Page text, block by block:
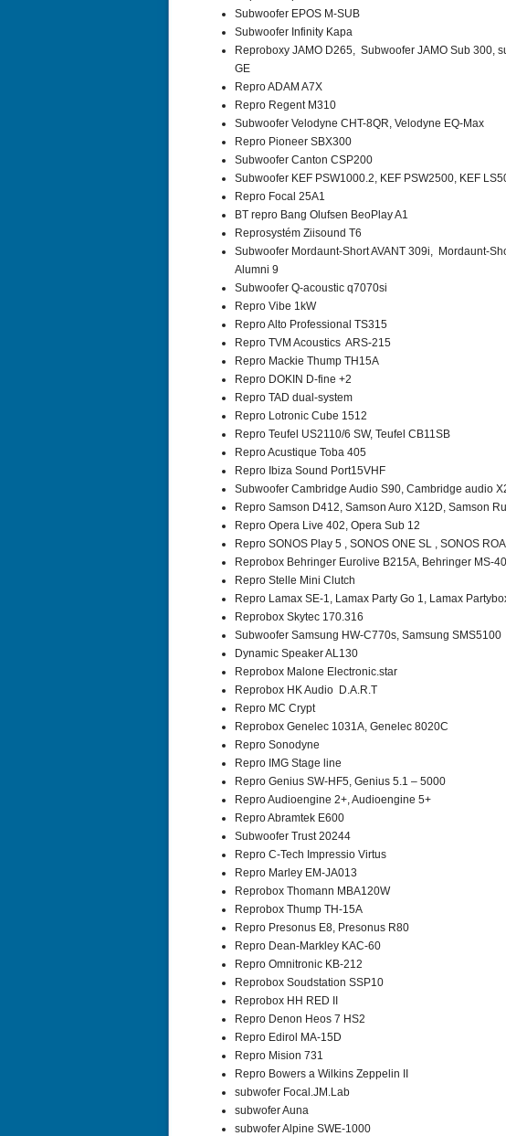
Subwoofer EPOS M-SUB
Subwoofer Infinity Kapa
Reproboxy JAMO D265, Subwoofer JAMO Sub 300,
GE
Repro ADAM A7X
Repro Regent M310
Subwoofer Velodyne CHT-8QR, Velodyne EQ-Max
Repro Pioneer SBX300
Subwoofer Canton CSP200
Subwoofer KEF PSW1000.2, KEF PSW2500, KEF
Repro Focal 25A1
BT repro Bang Olufsen BeoPlay A1
Reprosystém Ziisound T6
Subwoofer Mordaunt-Short AVANT 309i, Mordaunt-
Alumni 9
Subwoofer Q-acoustic q7070si
Repro Vibe 1kW
Repro Alto Professional TS315
Repro TVM Acoustics ARS-215
Repro Mackie Thump TH15A
Repro DOKIN D-fine +2
Repro TAD dual-system
Repro Lotronic Cube 1512
Repro Teufel US2110/6 SW, Teufel CB11SB
Repro Acustique Toba 405
Repro Ibiza Sound Port15VHF
Subwoofer Cambridge Audio S90, Cambridge audio
Repro Samson D412, Samson Auro X12D, Samson
Repro Opera Live 402, Opera Sub 12
Repro SONOS Play 5 , SONOS ONE SL , SONOS
Reprobox Behringer Eurolive B215A, Behringer MS-
Repro Stelle Mini Clutch
Repro Lamax SE-1, Lamax Party Go 1, Lamax
Reprobox Skytec 170.316
Subwoofer Samsung HW-C770s, Samsung SMS5100
Dynamic Speaker AL130
Reprobox Malone Electronic.star
Reprobox HK Audio D.A.R.T
Repro MC Crypt
Reprobox Genelec 1031A, Genelec 8020C
Repro Sonodyne
Repro IMG Stage line
Repro Genius SW-HF5, Genius 5.1 – 5000
Repro Audioengine 2+, Audioengine 5+
Repro Abramtek E600
Subwoofer Trust 20244
Repro C-Tech Impressio Virtus
Repro Marley EM-JA013
Reprobox Thomann MBA120W
Reprobox Thump TH-15A
Repro Presonus E8, Presonus R80
Repro Dean-Markley KAC-60
Repro Omnitronic KB-212
Reprobox Soudstation SSP10
Reprobox HH RED II
Repro Denon Heos 7 HS2
Repro Edirol MA-15D
Repro Mision 731
Repro Bowers a Wilkins Zeppelin II
subwofer Focal.JM.Lab
subwofer Auna
subwofer Alpine SWE-1000